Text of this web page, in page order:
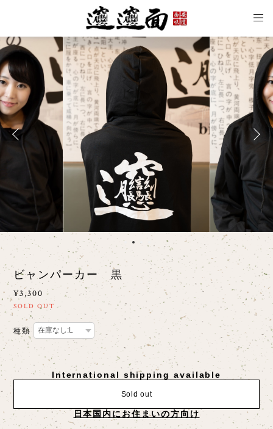
ビャンパーカー 黒
¥3,300
SOLD OUT
種類
International shipping available
Sold out
日本国内にお住まいの方向け